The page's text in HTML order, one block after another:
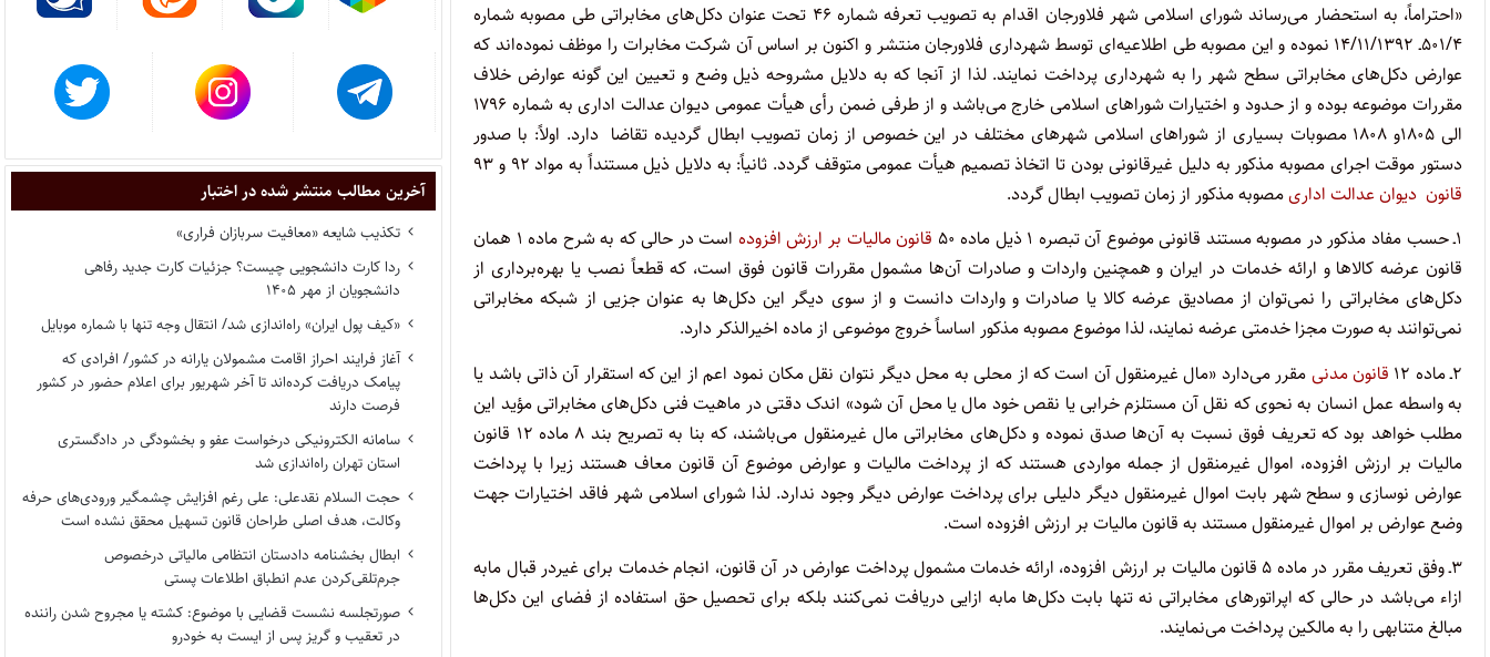
«احتراماً، به استحضار می‌رساند شورای اسلامی شهر فلاورجان اقدام به تصویب تعرفه شماره ۴۶ تحت عنوان دکل‌های مخابراتی طی مصوبه شماره
۵۰۱/۴ـ ۱۴/۱۱/۱۳۹۲ نموده و این مصوبه طی اطلاعیه‌ای توسط شهرداری فلاورجان منتشر و اکنون بر اساس آن شرکـت مخابرات را موظف نموده‌اند که
عوارض دکل‌های مخابراتی سطح شهر را به شهرداری پرداخت نمایند. لذا از آنجا که به دلایل مشروحه ذیل وضع و تعیین این گونه عوارض خلاف
مقررات موضوعه بـوده و از حـدود و اختیارات شوراهای اسلامی خارج می‌باشد و از طرفی ضمن رأی هیأت عمومی دیـوان عدالت اداری به شماره ۱۷۹۶
الی ۱۸۰۵و ۱۸۰۸ مصوبات بسیاری از شوراهای اسلامی شهرهای مختلف در این خصوص از زمان تصویب ابطال گردیده تقاضا دارد. اولاً: با صدور
دستور موقت اجرای مصوبه مذکور به دلیل غیرقانونی بودن تا اتخاذ تصمیم هیأت عمومی متوقف گردد. ثانیاً: به دلایل ذیل مستنداً به مواد ۹۲ و ۹۳
قانون دیوان عدالت اداریمصوبه مذکور از زمان تصویب ابطال گردد.
۱ـ حسب مفاد مذکور در مصوبه مستند قانونی موضوع آن تبصره ۱ ذیل ماده ۵۰
قانون مالیات بر ارزش افزوده
است در حالی که به شرح ماده ۱ همان
قانون عرضه کالاها و ارائه خدمات در ایران و همچنین واردات و صادرات آن‌ها مشمول مقررات قانون فوق است، که قطعاً نصب یا بهره‌برداری از
دکل‌های مخابراتی را نمی‌توان از مصادیق عرضه کالا یا صادرات و واردات دانست و از سوی دیگر این دکل‌ها به عنوان جزیی از شبکه مخابراتی
نمی‌توانند به صورت مجزا خدمتی عرضه نمایند، لذا موضوع مصوبه مذکور اساساً خروج موضوعی از ماده اخیرالذکر دارد.
۲ـ ماده ۱۲
قانون مدنی مقرر می‌دارد «مال غیرمنقول آن است که از محلی به محل دیگر نتوان نقل مکان نمود اعم از این که استقرار آن ذاتی باشد یا
به واسطه عمل انسان به نحوی که نقل آن مستلزم خرابی یا نقص خود مال یا محل آن شود» اندک دقتی در ماهیت فنی دکل‌های مخابراتی مؤید این
مطلب خواهد بود که تعریف فوق نسبت به آن‌ها صدق نموده و دکل‌های مخابراتی مال غیرمنقول می‌باشند، که بنا به تصریح بند ۸ ماده ۱۲ قانون
مالیات بر ارزش افزوده، اموال غیرمنقول از جمله مواردی هستند که از پرداخت مالیات و عوارض موضوع آن قانون معاف هستند زیرا با پرداخت
عوارض نوسازی و سطح شهر بابت اموال غیرمنقول دیگر دلیلی برای پرداخت عوارض دیگر وجود ندارد. لذا شورای اسلامی شهر فاقد اختیارات جهت
وضع عوارض بر اموال غیرمنقول مستند به قانون مالیات بر ارزش افزوده است.
۳ـ وفق تعریف مقرر در ماده ۵ قانون مالیات بر ارزش افزوده، ارائه خدمات مشمول پرداخت عوارض در آن قانون، انجام خدمات برای غیردر قبال مابه
ازاء می‌باشد در حالی که اپراتورهای مخابراتی نه تنها بابت دکل‌ها مابه ازایی دریافت نمی‌کنند بلکه برای تحصیل حق استفاده از فضای این دکل‌ها
مبالغ متنابهی را به مالکین پرداخت می‌نمایند.
آخرین مطالب منتشر شده در اختبار
تکذیب شایعه «معافیت سربازان فراری»
ردا کارت دانشجویی چیست؟ جزئیات کارت جدید رفاهی
دانشجویان از مهر ۱۴۰۵
«کیف پول ایران» راه‌اندازی شد/ انتقال وجه تنها با شماره موبایل
آغاز فرایند احراز اقامت مشمولان یارانه در کشور/ افرادی که
پیامک دریافت کرده‌اند تا آخر شهریور برای اعلام حضور در کشور
فرصت دارند
سامانه الکترونیکی درخواست عفو و بخشودگی در دادگستری
استان تهران راه‌اندازی شد
حجت السلام نقدعلی: علی رغم افزایش چشمگیر ورودی‌های حرفه
وکالت، هدف اصلی طراحان قانون تسهیل محقق نشده است
ابطال بخشنامه دادستان انتظامی مالیاتی درخصوص
جرم‌تلقی‌کردن عدم انطباق اطلاعات پستی
صورتجلسه نشست قضایی با موضوع: کشته یا مجروح شدن راننده
در تعقیب و گریز پس از ایست به خودرو